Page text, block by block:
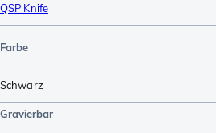
QSP Knife
Farbe
Schwarz
Gravierbar